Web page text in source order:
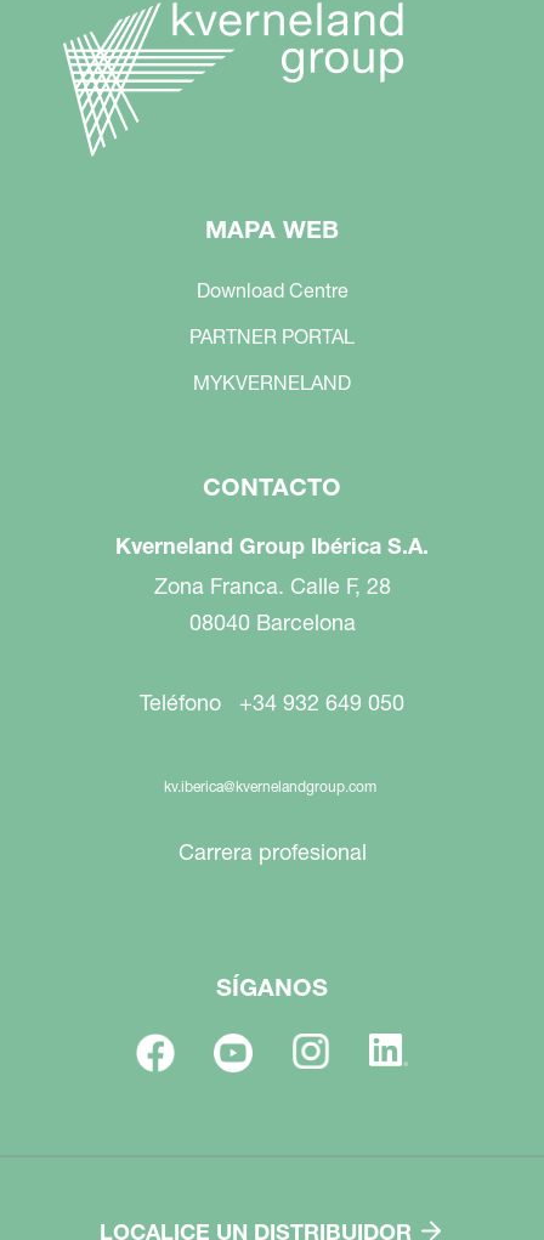
MAPA WEB
Download Centre
PARTNER PORTAL
MYKVERNELAND
CONTACTO
Kverneland Group Ibérica S.A.
Zona Franca. Calle F, 28
08040 Barcelona
Teléfono +34 932 649 050
kv.iberica@kvernelandgroup.com
Carrera profesional
SÍGANOS
LOCALICE UN DISTRIBUIDOR